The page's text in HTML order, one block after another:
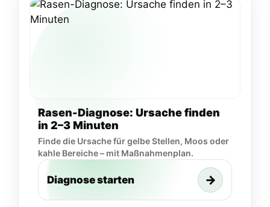
Rasen-Diagnose: Ursache finden
in 2–3 Minuten
Finde die Ursache für gelbe Stellen, Moos oder
kahle Bereiche – mit Maßnahmenplan.
Diagnose starten →